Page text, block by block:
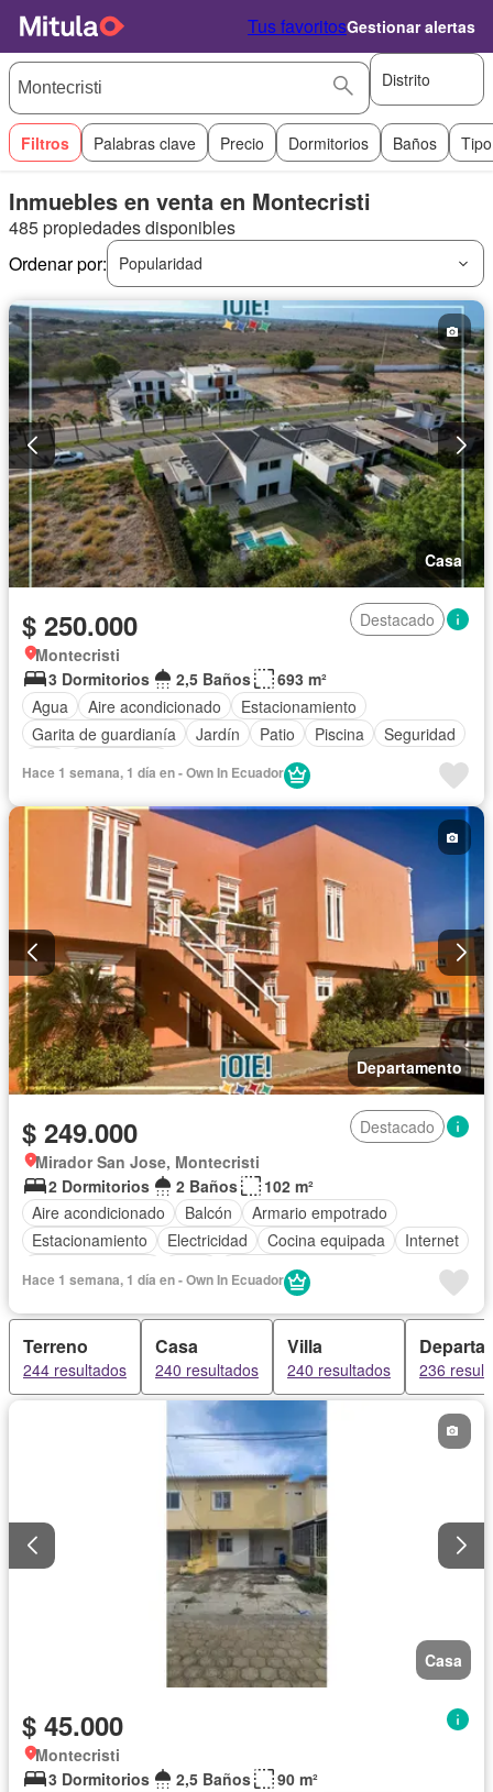
Tus favoritosGestionar alertas
Distrito
Filtros Palabras clave Precio Dormitorios Baños
Inmuebles en venta en Montecristi
485 propiedades disponibles
Ordenar por:
Popularidad
Casa
$ 250.000
Destacado
Montecristi
3 Dormitorios
2,5 Baños
693 m²
Agua
Aire acondicionado
Estacionamiento
Garita de guardianía
Jardín Patio Piscina
Seguridad
Hace 1 semana, 1 día en - Own In Ecuador
Departamento
$ 249.000
Destacado
Mirador San Jose, Montecristi
2 Dormitorios
2 Baños
102 m²
Aire acondicionado
Balcón
Armario empotrado
Estacionamiento
Electricidad Cocina equipada
Internet
Garita de guardianía
Completamente amoblado
Hace 1 semana, 1 día en - Own In Ecuador
Terreno
244 resultados
Casa
240 resultados
Villa
240 resultados 236
Casa
$ 45.000
Montecristi
3 Dormitorios
2,5 Baños
90 m²